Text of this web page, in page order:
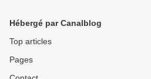
Hébergé par Canalblog
Top articles
Pages